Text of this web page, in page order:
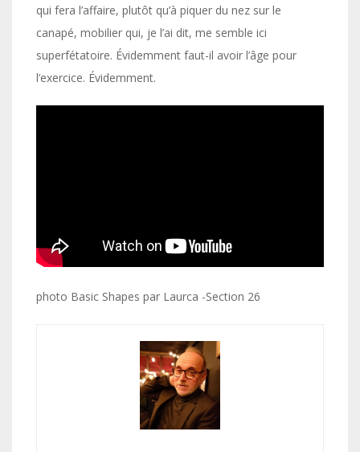
qui fera l’affaire, plutôt qu’à piquer du nez sur le
canapé, mobilier qui, je l’ai dit, me semble ici
superfétatoire. Évidemment faut-il avoir l’âge pour
l’exercice. Évidemment.
photo Basic Shapes par Laurca -Section 26